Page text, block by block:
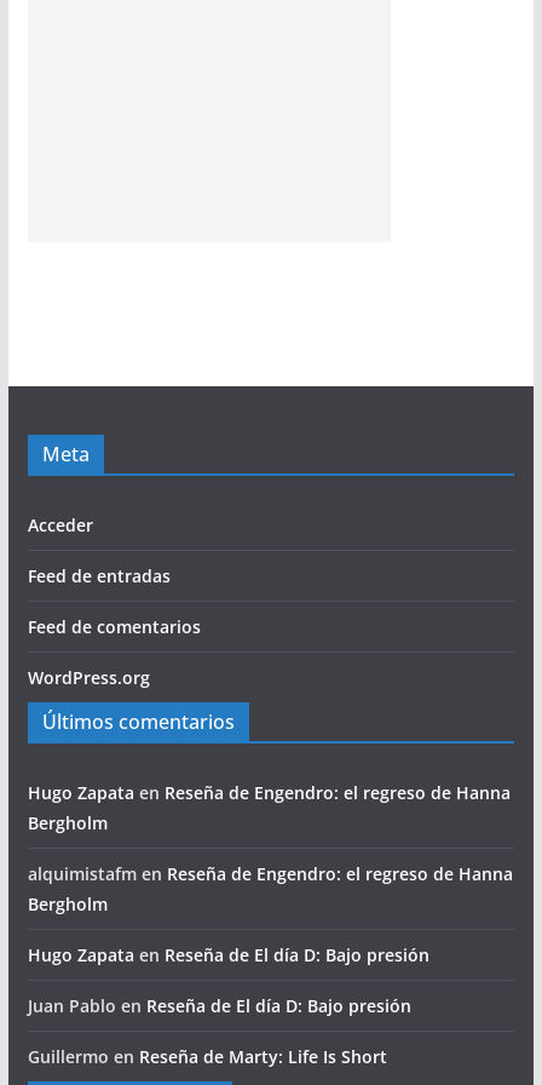
Meta
Acceder
Feed de entradas
Feed de comentarios
WordPress.org
Últimos comentarios
Hugo Zapata en Reseña de Engendro: el regreso de Hanna
Bergholm
alquimistafmen Reseña de Engendro: el regreso de Hanna
Bergholm
Hugo Zapata en Reseña de El día D: Bajo presión
Juan Pablo en Reseña de El día D: Bajo presión
Guillermo en Reseña de Marty: Life Is Short